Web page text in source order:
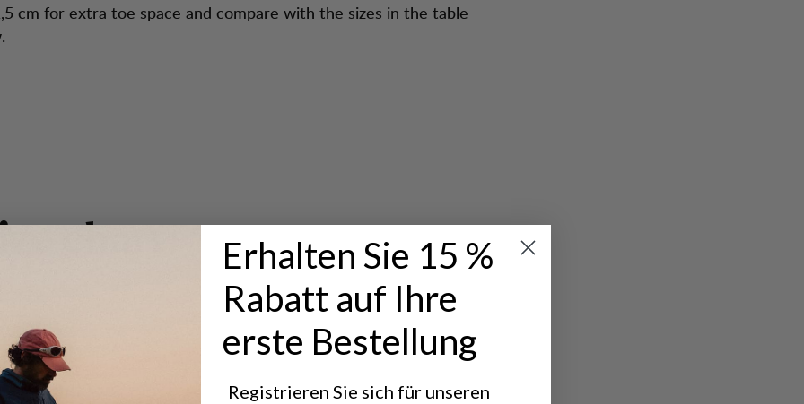
cm for extra toe space and compare with the sizes in the table
Erhalten Sie 15 %
Rabatt auf Ihre
erste Bestellung
Registrieren Sie sich für unseren